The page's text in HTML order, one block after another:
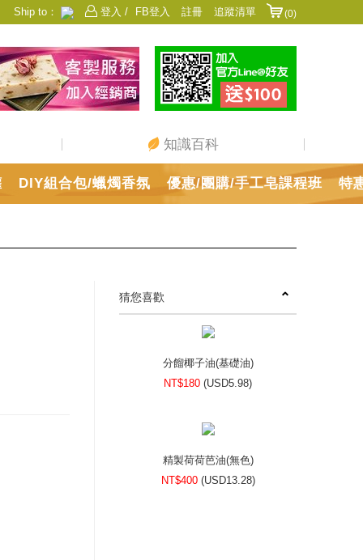
登入 / FB登入 註冊 追蹤清單
Ship to：
香港 日本 中國
澳門 美國 新加坡
DIY組合包/蠟燭香氛 優惠/團購/手工皂課程班 特
(0)
知識百科
猜您喜歡
分餾椰子油(基礎油)
NT$180 (USD5.98)
精製荷荷芭油(無色)
NT$400 (USD13.28)